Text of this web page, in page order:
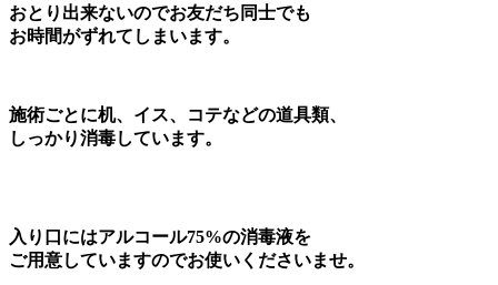
おとり出来ないのでお友だち同士でも
お時間がずれてしまいます。
施術ごとに机、イス、コテなどの道具類、
しっかり消毒しています。
入り口にはアルコール75%の消毒液を
ご用意していますのでお使いくださいませ。